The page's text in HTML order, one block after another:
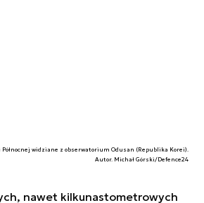
widziane z obserwatorium Odusan (Republika Korei).
Autor. Michał Górski/Defence24
nawet kilkunastometrowych